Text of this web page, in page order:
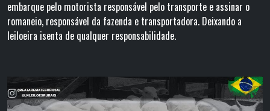
embarque pelo motorista responsável pelo transporte e assinar o
romaneio, responsável da fazenda e transportadora. Deixando a
leiloeira isenta de qualquer responsabilidade.